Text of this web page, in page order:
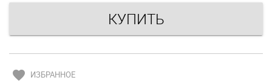
favorite ИЗБРАННОЕ